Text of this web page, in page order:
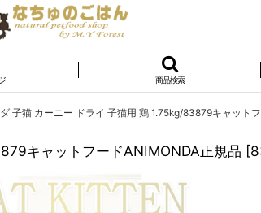
商品検索
子猫 カーニー ドライ 子猫用 鶏 1.75kg/83879キャット
キャットフードANIMONDA正規品 [